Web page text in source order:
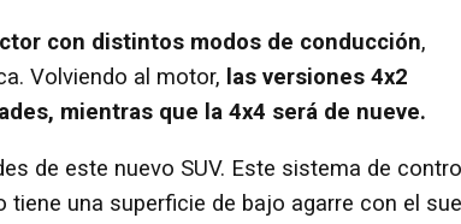
con distintos modos de conducción,
Volviendo al motor, las versiones 4x2
mientras que la 4x4 será de nueve.
de este nuevo SUV. Este sistema de
una superficie de bajo agarre con el